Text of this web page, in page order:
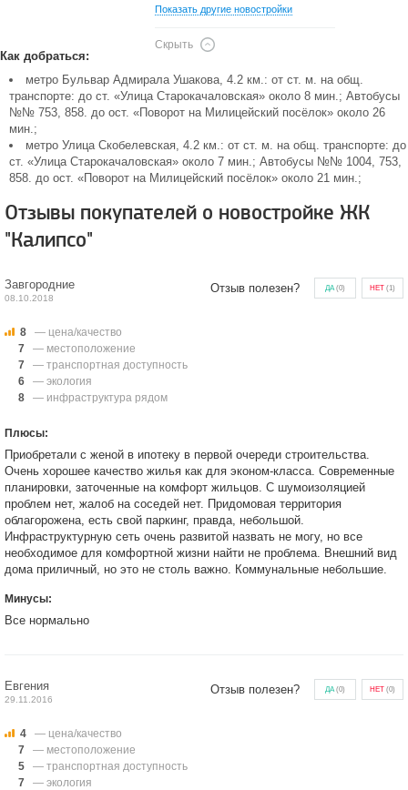
Показать другие новостройки
Скрыть
Как добраться:
метро Бульвар Адмирала Ушакова, 4.2 км.: от ст. м. на общ.
транспорте: до ст. «Улица Старокачаловская» около 8 мин.; Автобусы
№№ 753, 858. до ост. «Поворот на Милицейский посёлок» около 26
мин.;
метро Улица Скобелевская, 4.2 км.: от ст. м. на общ. транспорте: до
ст. «Улица Старокачаловская» около 7 мин.; Автобусы №№ 1004, 753,
858. до ост. «Поворот на Милицейский посёлок» около 21 мин.;
Отзывы покупателей о новостройке ЖК
"Калипсо"
Завгородние
08.10.2018
Отзыв полезен? ДА(0) НЕТ (1)
8
— цена/качество
7
— местоположение
7
— транспортная доступность
6
— экология
8
— инфраструктура рядом
Плюсы:
Приобретали с женой в ипотеку в первой очереди строительства.
Очень хорошее качество жилья как для эконом-класса. Современные
планировки, заточенные на комфорт жильцов. С шумоизоляцией
проблем нет, жалоб на соседей нет. Придомовая территория
облагорожена, есть свой паркинг, правда, небольшой.
Инфраструктурную сеть очень развитой назвать не могу, но все
необходимое для комфортной жизни найти не проблема. Внешний вид
дома приличный, но это не столь важно. Коммунальные небольшие.
Минусы:
Все нормально
Евгения
29.11.2016
Отзыв полезен? ДА(0) НЕТ (0)
4
— цена/качество
7
— местоположение
5
— транспортная доступность
7
— экология